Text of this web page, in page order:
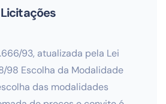
93, atualizada pela Lei
98 Escolha da Modalidade
das modalidades